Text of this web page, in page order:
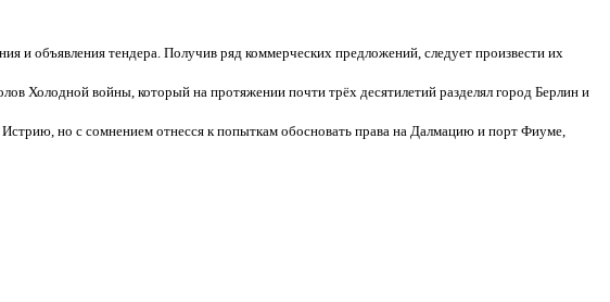
и объявления тендера. Получив ряд коммерческих предложений, следует произвести их
Холодной войны, который на протяжении почти трёх десятилетий разделял город Берлин и
но с сомнением отнесся к попыткам обосновать права на Далмацию и порт Фиуме,